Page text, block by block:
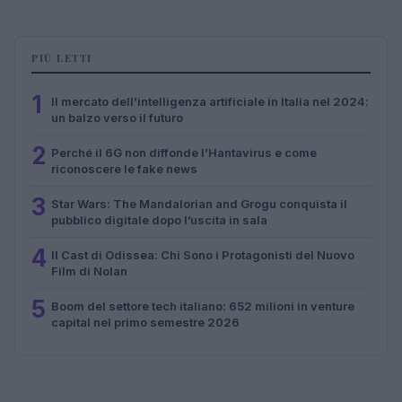
PIÙ LETTI
1
Il mercato dell’intelligenza artificiale in Italia nel 2024:
un balzo verso il futuro
2 Perché il 6G non diffonde l’Hantavirus e come
riconoscere le fake news
3 Star Wars: The Mandalorian and Grogu conquista il
pubblico digitale dopo l’uscita in sala
4 Il Cast di Odissea: Chi Sono i Protagonisti del Nuovo
Film di Nolan
5 Boom del settore tech italiano: 652 milioni in venture
capital nel primo semestre 2026